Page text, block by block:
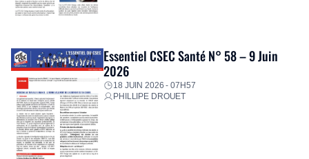
Essentiel CSEC Santé N° 58 – 9 Juin
2026
18 JUIN 2026 - 07H57
PHILLIPE DROUET